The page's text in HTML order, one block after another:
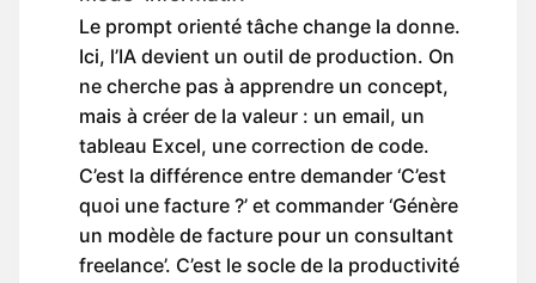
Le prompt orienté tâche change la donne.
Ici, l’IA devient un outil de production. On
ne cherche pas à apprendre un concept,
mais à créer de la valeur : un email, un
tableau Excel, une correction de code.
C’est la différence entre demander ‘C’est
quoi une facture ?’ et commander ‘Génère
un modèle de facture pour un consultant
freelance’. C’est le socle de la productivité